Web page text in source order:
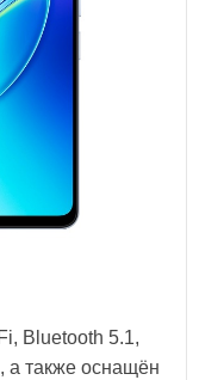
Bluetooth 5.1,
а также оснащён